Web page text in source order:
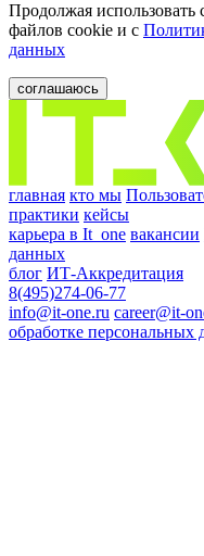
Продолжая использовать
файлов cookie и c
данных
соглашаюсь
главная кто мы
практики кейсы
карьера в It_one вакансии
данных
блог ИТ-Аккредитация
8(495)274-06-77
info@it-one.ru career@it-
обработке персональных